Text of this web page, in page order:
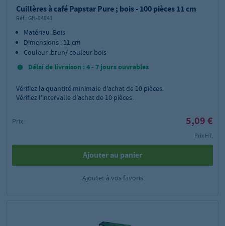
Cuillères à café Papstar Pure ; bois - 100 pièces 11 cm
Réf.: GH-84841
Matériau :Bois
Dimensions : 11 cm
Couleur :brun/ couleur bois
Délai de livraison : 4 - 7 jours ouvrables
Vérifiez la quantité minimale d'achat de 10 pièces.
Vérifiez l'intervalle d'achat de 10 pièces.
Prix: 5,09 €
Prix HT,
Ajouter au panier
Ajouter à vos favoris